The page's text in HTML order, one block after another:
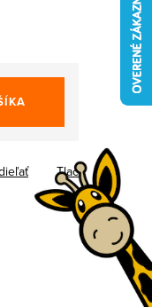
Tlač